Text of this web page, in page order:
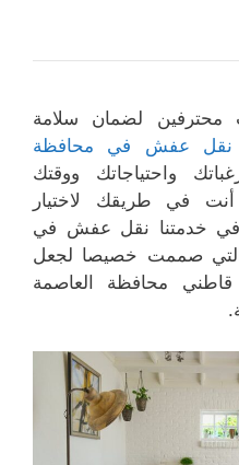
لضمان سلامة
نقل عفش في محافظة
واحتياجاتك ووقتك
أنت في طريقك لاختيار
في خدمتنا نقل عفش في
صممت خصيصا لجعل
محافظة العاصمة